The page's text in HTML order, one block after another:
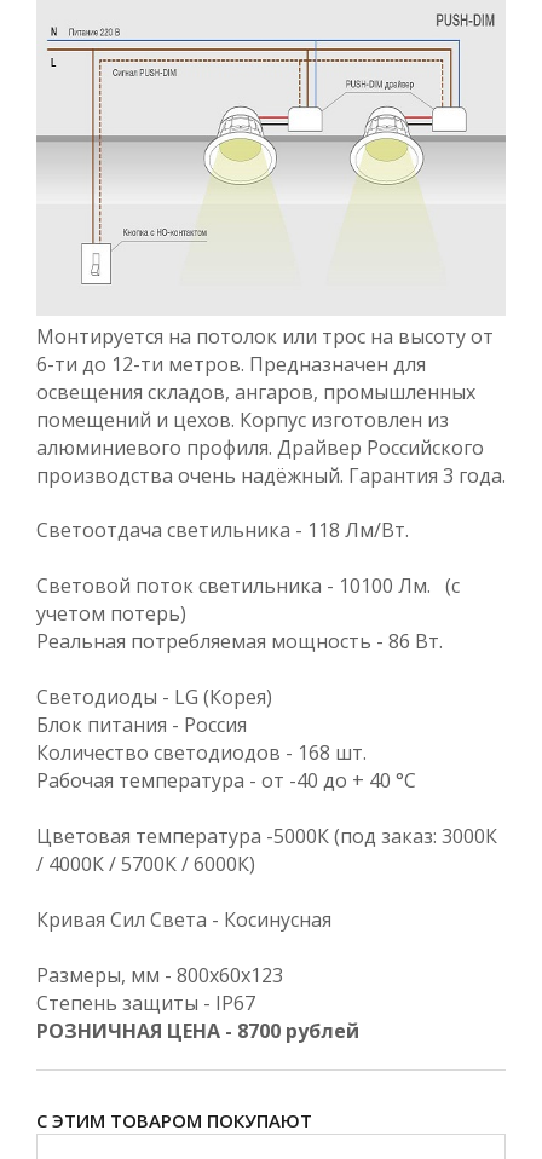
Монтируется на потолок или трос на высоту от
6-ти до 12-ти метров. Предназначен для
освещения складов, ангаров, промышленных
помещений и цехов. Корпус изготовлен из
алюминиевого профиля. Драйвер Российского
производства очень надёжный. Гарантия 3 года.
Светоотдача светильника - 118 Лм/Вт.
Световой поток светильника - 10100 Лм. (с
учетом потерь)
Реальная потребляемая мощность - 86 Вт.
Светодиоды - LG (Корея)
Блок питания - Россия
Количество светодиодов - 168 шт.
Рабочая температура - от -40 до + 40 °С
Цветовая температура -5000К (под заказ: 3000К
/ 4000К / 5700К / 6000К)
Кривая Сил Света - Косинусная
Размеры, мм - 800х60х123
Степень защиты - IP67
РОЗНИЧНАЯ ЦЕНА - 8700 рублей
С ЭТИМ ТОВАРОМ ПОКУПАЮТ